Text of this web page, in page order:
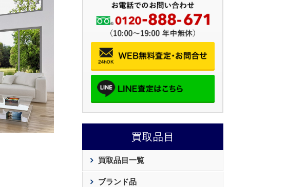
買取品目
買取品目一覧
ブランド品